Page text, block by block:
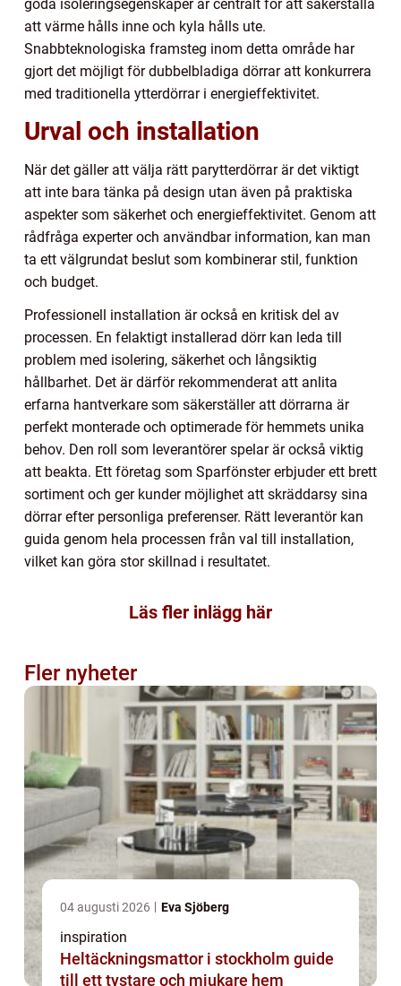
goda isoleringsegenskaper är centralt för att säkerställa
att värme hålls inne och kyla hålls ute.
Snabbteknologiska framsteg inom detta område har
gjort det möjligt för dubbelbladiga dörrar att konkurrera
med traditionella ytterdörrar i energieffektivitet.
Urval och installation
När det gäller att välja rätt parytterdörrar är det viktigt
att inte bara tänka på design utan även på praktiska
aspekter som säkerhet och energieffektivitet. Genom att
rådfråga experter och användbar information, kan man
ta ett välgrundat beslut som kombinerar stil, funktion
och budget.
Professionell installation är också en kritisk del av
processen. En felaktigt installerad dörr kan leda till
problem med isolering, säkerhet och långsiktig
hållbarhet. Det är därför rekommenderat att anlita
erfarna hantverkare som säkerställer att dörrarna är
perfekt monterade och optimerade för hemmets unika
behov. Den roll som leverantörer spelar är också viktig
att beakta. Ett företag som Sparfönster erbjuder ett brett
sortiment och ger kunder möjlighet att skräddarsy sina
dörrar efter personliga preferenser. Rätt leverantör kan
guida genom hela processen från val till installation,
vilket kan göra stor skillnad i resultatet.
Läs fler inlägg här
Fler nyheter
04 augusti 2026 Eva Sjöberg
inspiration
Heltäckningsmattor i stockholm guide
till ett tystare och mjukare hem